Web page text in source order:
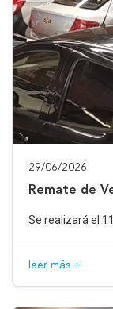
29/06/2026
Remate de
Se realizará el
leer más +